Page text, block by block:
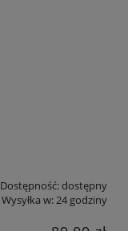
Dostępność:dostępny
Wysyłka w:24 godziny